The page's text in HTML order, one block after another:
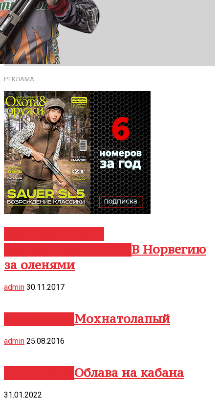
РЕКЛАМА
В Норвегию
за оленями
admin 30.11.2017
Мохнатолапый
admin 25.08.2016
Облава на кабана
31.01.2022